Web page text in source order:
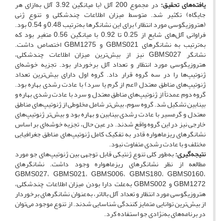
یافته‌های تحقیق: در مجموع 200 آلل (با میانگین 3.92 آلل به‌ازای هر
جایگاه) تکثیر شد. متوسط میزان اطلاعات چندشکلی و تنوع ژنی
(هتروزیگوسی مورد انتظار) برای این نشانگرها به‌ترتیب 0.48 و 0.54 بود.
فراوانی آلل‌های شایع از 0.25 تا 0.92 با میانگین 0.56 متغیر بود که
به‌ترتیب به نشانگرهای GBMS021 و GBM1275 اختصاص داشت.
نشانگر GBMS027 نیز از بیش‌ترین میزان اطلاعات چندشکلی،
هتروزیگوسی مورد انتظار و تعداد آلل برخوردار بود. تجزیه خوشه‌ای
ژنوتیپ‌ها را در سه گروه قرار داد. گروه اول دارای بیش‌ترین تعداد
ژنوتیپ‌های مناطق معتدل (اعم از گرم یا سرد) با عادت رشدی بهاره بود.
گروه دوم عمدتاً از ژنوتیپ‌های مناطق معتدل و سرد با عادت رشدی بهاره و
بینابین تشکیل شد. گروه سوم، بیش‌تر شامل مخلوطی از ژنوتیپ‌های مناطق
معتدل و گرمسیر با عادت رشدی بینابین و بهاره بود و بیش‌تر ژنوتیپ‌های
خارجی نیز در این گروه واقع شدند. در عین حال، تجزیه خوشه‌ای بر اساس
نشانگرهای ریزماهواره قادر به تفکیک کامل ژنوتیپ‌های مناطق جغرافیایی
مختلف و با عادت رشدی متفاوت نبود.
نتیجه‌گیری:به‌طور کلی تنوع ژنتیکی قابل توجهی بین ژنوتیپ‌های جو مورد
مطالعه از نظر نشانگرهای ریزماهواره وجود داشت. نشانگرهای
GBMS027، GBMS021، GBMS006، GBMS180، GBMS0160،
GBM1272 و GBMS002 به‌علت دارا بودن میزان اطلاعات چندشکلی،
هتروزیگوسی مورد انتظار و تعداد آلل بالاتر، به‌عنوان نشانگرهای برخوردار
از بیش‌ترین توانایی متمایز کنندگی شناسایی شدند. از تنوع موجود می‌توان
در برنامه‌های به‌نژادی جو استفاده کرد.